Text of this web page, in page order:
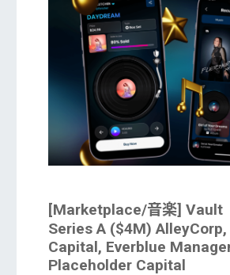
[Marketplace/音楽] Vault
Series A ($4M)
Capital, Everblue
Placeholder Capital